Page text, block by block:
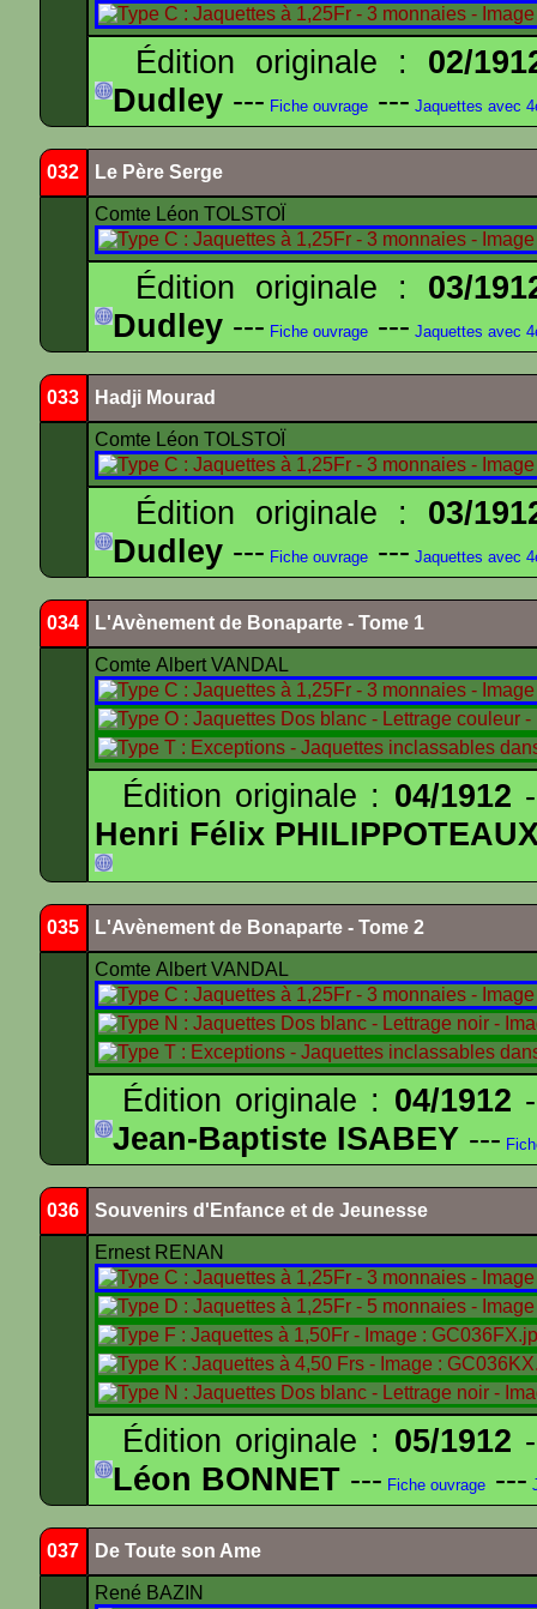
Édition originale : 02/
Dudley --- Fiche ouvrage --- Jaquettes avec
032 Le Père Serge
Comte Léon TOLSTOÏ
Édition originale : 03/
Dudley --- Fiche ouvrage --- Jaquettes avec
033 Hadji Mourad
Comte Léon TOLSTOÏ
Édition originale : 03/
Dudley --- Fiche ouvrage --- Jaquettes avec
034 L'Avènement de Bonaparte - Tome 1
Comte Albert VANDAL
Édition originale : 04/1912
Henri Félix
035 L'Avènement de Bonaparte - Tome 2
Comte Albert VANDAL
Édition originale : 04/1912
Jean-Baptiste ISABEY ---
036 Souvenirs d'Enfance et de Jeunesse
Ernest RENAN
Édition originale : 05/1912
Léon BONNET --- Fiche ouvrage ---
037 De Toute son Ame
René BAZIN